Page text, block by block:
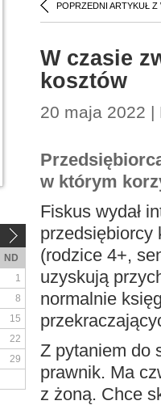
POPRZEDNI ARTYKUŁ Z
W czasie
kosztów
20 maja 2022 |
w którym
Fiskus wydał
przedsiębiorcy
(rodzice 4+,
uzyskują
normalnie
Z pytaniem do
prawnik. Ma
z żoną. Chce
ND
1
8
15
22
29